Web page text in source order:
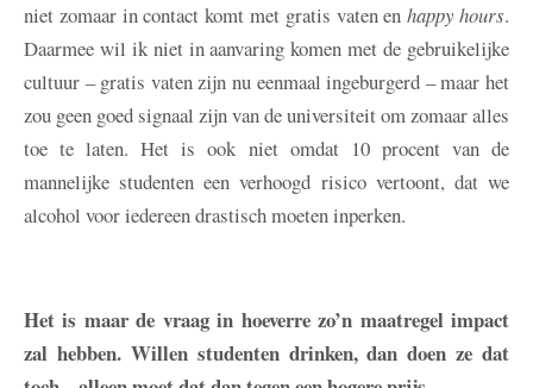
niet zomaar in contact komt met gratis vaten enhappy hours.
Daarmee wil ik niet in aanvaring komen met de gebruikelijke
cultuur – gratis vaten zijn nu eenmaal ingeburgerd – maar het
zou geen goed signaal zijn van de universiteit om zomaar alles
toe te laten. Het is ook niet omdat 10 procent van de
mannelijke studenten een verhoogd risico vertoont, dat we
alcohol voor iedereen drastisch moeten inperken.
Het is maar de vraag in hoeverre zo’n maatregel impact
zal hebben. Willen studenten drinken, dan doen ze dat